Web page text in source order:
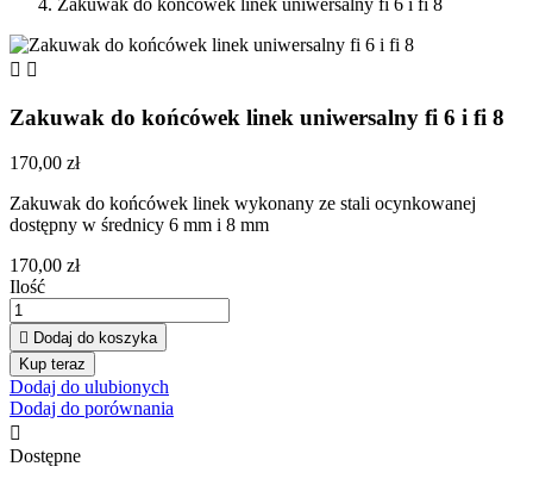
 
Zakuwak do końcówek linek uniwersalny fi 6 i fi 8
170,00 zł
Zakuwak do końcówek linek wykonany ze stali ocynkowanej
dostępny w średnicy 6 mm i 8 mm
170,00 zł
Ilość
 Dodaj do koszyka
Kup teraz
Dodaj do ulubionych
Dodaj do porównania

Dostępne